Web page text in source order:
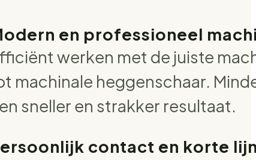
en professioneel
werken met de juiste
machinale heggenschaar.
sneller en strakker resultaat.
contact en korte